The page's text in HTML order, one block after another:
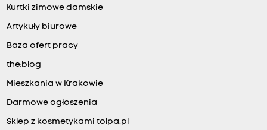
Kurtki zimowe damskie
Artykuły biurowe
Baza ofert pracy
the:blog
Mieszkania w Krakowie
Darmowe ogłoszenia
Sklep z kosmetykami tolpa.pl